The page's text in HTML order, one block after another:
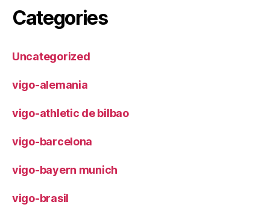
Categories
Uncategorized
vigo-alemania
vigo-athletic de bilbao
vigo-barcelona
vigo-bayern munich
vigo-brasil